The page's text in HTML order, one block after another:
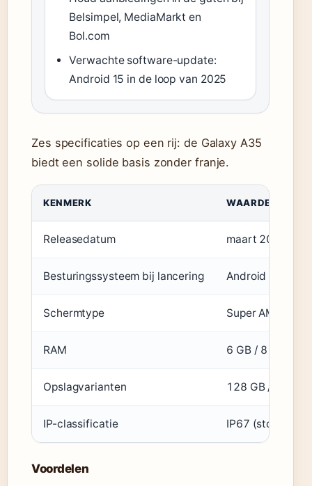
Belsimpel, MediaMarkt en
Bol.com
Verwachte software-update:
Android 15 in de loop van 2025
Zes specificaties op een rij: de Galaxy A35
biedt een solide basis zonder franje.
KENMERK WAARDE
Releasedatum maart 2024
Besturingssysteem bij lancering Android 14
Schermtype Super AMOLED,
RAM 6 GB / 8 GB
Opslagvarianten 128 GB / 256
IP-classificatie IP67 (stof- en
Voordelen